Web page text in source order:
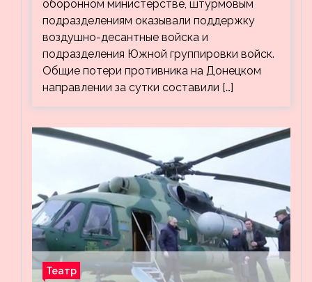
оборонном министерстве, штурмовым
подразделениям оказывали поддержку
воздушно-десантные войска и
подразделения Южной группировки войск.
Общие потери противника на Донецком
направлении за сутки составили […]
Театр